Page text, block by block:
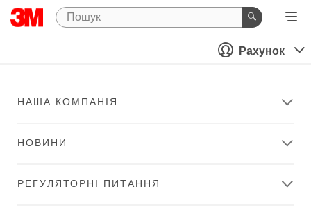
Рахунок
НАША КОМПАНІЯ
НОВИНИ
РЕГУЛЯТОРНІ ПИТАННЯ